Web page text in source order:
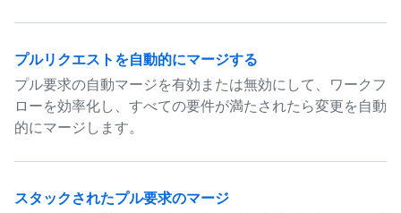
プルリクエストを自動的にマージする
プル要求の自動マージを有効または無効にして、ワークフ
ローを効率化し、すべての要件が満たされたら変更を自動
的にマージします。
スタックされたプル要求のマージ